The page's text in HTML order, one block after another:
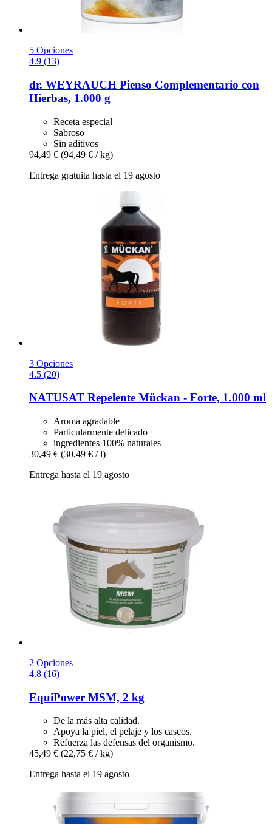
5 Opciones
4.9 (13)
dr. WEYRAUCH Pienso Complementario con
Hierbas, 1.000 g
Receta especial
Sabroso
Sin aditivos
94,49 € (94,49 € / kg)
Entrega gratuita hasta el 19 agosto
3 Opciones
4.5 (20)
NATUSAT Repelente Mückan -​ Forte, 1.000 ml
Aroma agradable
Particularmente delicado
ingredientes 100% naturales
30,49 € (30,49 € / l)
Entrega hasta el 19 agosto
2 Opciones
4.8 (16)
EquiPower MSM, 2 kg
De la más alta calidad.
Apoya la piel, el pelaje y los cascos.
Refuerza las defensas del organismo.
45,49 € (22,75 € / kg)
Entrega hasta el 19 agosto